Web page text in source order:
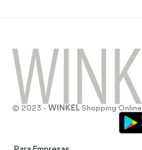
© 2023 - WINKEL Shopping Online